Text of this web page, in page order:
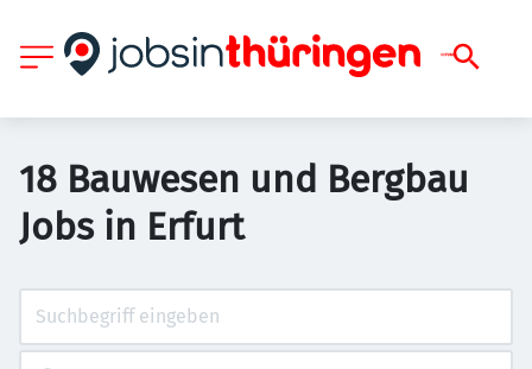
18 Bauwesen und Bergbau
Jobs in Erfurt